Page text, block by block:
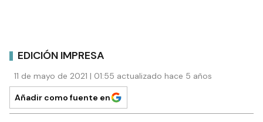
EDICIÓN IMPRESA
11 de mayo de 2021 | 01:55 actualizado hace 5 años
Añadir como fuente en